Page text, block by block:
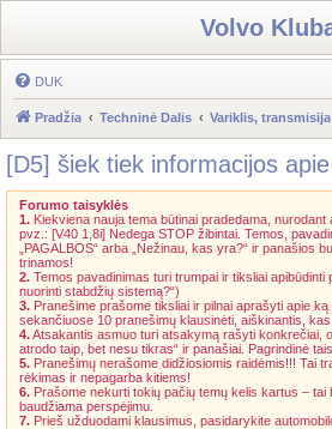
Volvo
DUK
Pradžia Techninė Dalis Variklis, transmisija
[D5] šiek tiek informacijos
Forumo taisyklės
1. Kiekviena nauja tema būtinai pradedama, nurodant
pvz.: [V40 1,8i] Nedega STOP žibintai. Temos,
„PAGALBOS“ arba „Nežinau, kas yra?“ ir panašios
trinamos!
2. Temos pavadinimas turi trumpai ir tiksliai apibūdinti
nuorinti stabdžių sistemą?“)
3. Pranešime prašome tiksliai ir pilnai aprašyti apie
sekančiuose 10 pranešimų klausinėti, aiškinantis, kas
4.Atsakantis asmuo turi atsakymą rašyti konkrečiai, o
atrodo taip, bet nesu tikras“ ir panašiai. Pagrindinė
5. Pranešimų nerašome didžiosiomis raidėmis!!! Tai
rėkimas ir nepagarba kitiems!
6. Prašome nekurti tokių pačių temų kelis kartus –
baudžiama perspėjimu.
7. Prieš užduodami klausimus, pasidarykite